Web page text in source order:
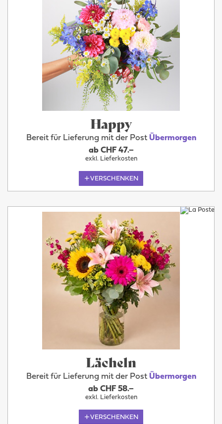
Happy
Bereit für Lieferung mit der Post Übermorgen
ab CHF 47.–
exkl. Lieferkosten
VERSCHENKEN
Lächeln
Bereit für Lieferung mit der Post Übermorgen
ab CHF 58.–
exkl. Lieferkosten
VERSCHENKEN